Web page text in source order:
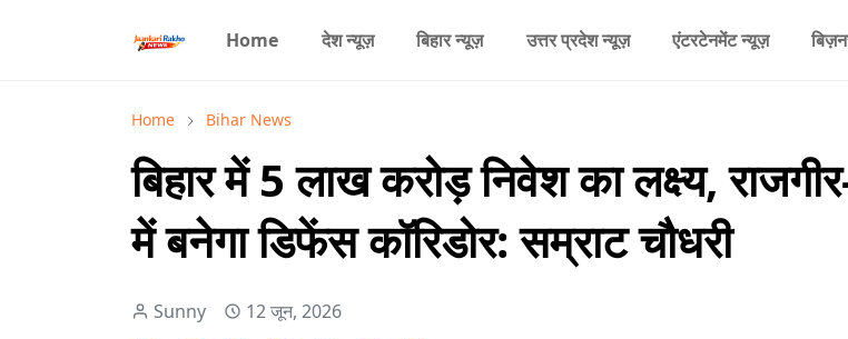
Home देश न्यूज़ बिहार न्यूज़ उत्तर प्रदेश न्यूज़ एंटरटेनमेंट न्यूज़
Home Bihar News
बिहार में 5 लाख करोड़ निवेश का लक्ष्य,
में बनेगा डिफेंस कॉरिडोर: सम्राट चौधरी
Sunny 12 जून, 2026